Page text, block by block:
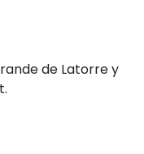
de Latorre y